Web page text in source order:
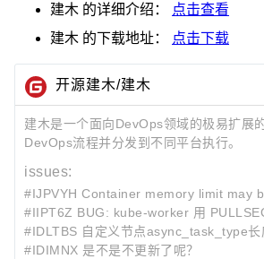
建木 的详细介绍：
点击查看
建木 的下载地址： 点击下载
开源建木/建木
建木是一个面向DevOps领域的极易扩展
DevOps流程并分发到不同平台执行。
issues:
#IJPVYH Container memory limit may
#IIPT6Z BUG: kube-worker 用
#IDLTBS 自定义节点async_task_type
#IDIMNX 是不是不更新了呢？